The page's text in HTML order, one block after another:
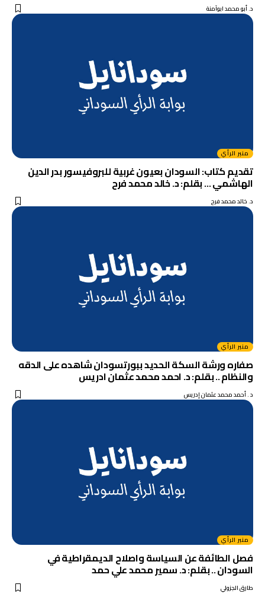
د. أبو محمد ابوآمنة
منبر الرأي
تقديم كتاب: السودان بعيون غربية للبروفيسور بدر الدين
الهاشمي … بقلم: د. خالد محمد فرح
د. خالد محمد فرح
منبر الرأي
صفاره ورشة السكة الحديد ببورتسودان شاهده على الدقه
والنظام .. بقلم: د. احمد محمد عثمان ادريس
د . أحمد محمد عثمان إدريس
منبر الرأي
فصل الطائفة عن السياسة واصلاح الديمقراطية في
السودان .. بقلم: د. سمير محمد علي حمد
طارق الجزولي